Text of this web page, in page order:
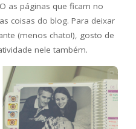
as páginas que ficam no
coisas do blog. Para deixar
(menos chato!), gosto de
nele também.